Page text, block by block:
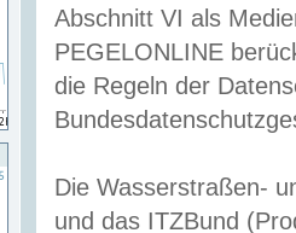
Abschnitt VI als
PEGELONLINE
die Regeln der
Die Wasserstraßen-
und das ITZBund